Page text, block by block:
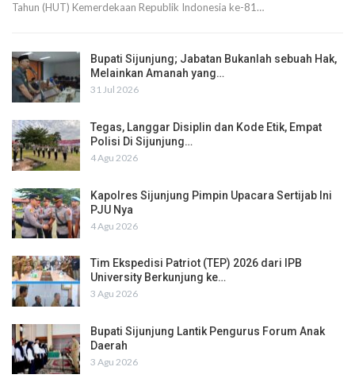
Tahun (HUT) Kemerdekaan Republik Indonesia ke-81…
Bupati Sijunjung; Jabatan Bukanlah sebuah Hak,
Melainkan Amanah yang…
31 Jul 2026
Tegas, Langgar Disiplin dan Kode Etik, Empat
Polisi Di Sijunjung…
4 Agu 2026
Kapolres Sijunjung Pimpin Upacara Sertijab Ini
PJU Nya
4 Agu 2026
Tim Ekspedisi Patriot (TEP) 2026 dari IPB
University Berkunjung ke…
3 Agu 2026
Bupati Sijunjung Lantik Pengurus Forum Anak
Daerah
3 Agu 2026